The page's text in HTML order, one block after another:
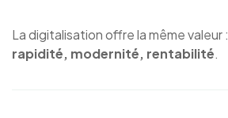
La digitalisation offre la même valeur :
rapidité, modernité, rentabilité.